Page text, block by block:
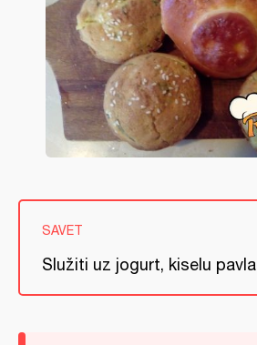
SAVET
Služiti uz jogurt, kiselu